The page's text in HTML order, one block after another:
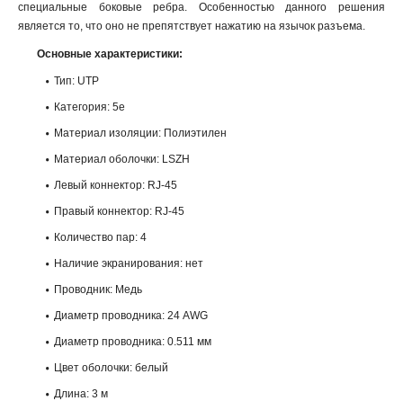
специальные боковые ребра. Особенностью данного решения
является то, что оно не препятствует нажатию на язычок разъема.
Основные характеристики:
Тип: UTP
Категория: 5e
Материал изоляции: Полиэтилен
Материал оболочки: LSZH
Левый коннектор: RJ-45
Правый коннектор: RJ-45
Количество пар: 4
Наличие экранирования: нет
Проводник: Медь
Диаметр проводника: 24 AWG
Диаметр проводника: 0.511 мм
Цвет оболочки: белый
Длина: 3 м